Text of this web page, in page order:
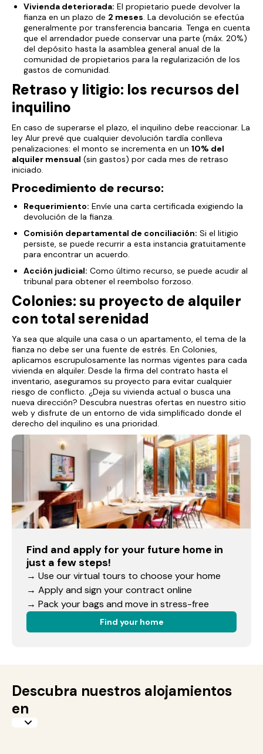
Vivienda deteriorada: El propietario puede devolver la
fianza en un plazo de 2 meses. La devolución se efectúa
generalmente por transferencia bancaria. Tenga en cuenta
que el arrendador puede conservar una parte (máx. 20%)
del depósito hasta la asamblea general anual de la
comunidad de propietarios para la regularización de los
gastos de comunidad.
Retraso y litigio: los recursos del
inquilino
En caso de superarse el plazo, el inquilino debe reaccionar. La
ley Alur prevé que cualquier devolución tardía conlleva
penalizaciones: el monto se incrementa en un 10% del
alquiler mensual (sin gastos) por cada mes de retraso
iniciado.
Procedimiento de recurso:
Requerimiento: Envíe una carta certificada exigiendo la
devolución de la fianza.
Comisión departamental de conciliación: Si el litigio
persiste, se puede recurrir a esta instancia gratuitamente
para encontrar un acuerdo.
Acción judicial: Como último recurso, se puede acudir al
tribunal para obtener el reembolso forzoso.
Colonies: su proyecto de alquiler
con total serenidad
Ya sea que alquile una casa o un apartamento, el tema de la
fianza no debe ser una fuente de estrés. En Colonies,
aplicamos escrupulosamente las normas vigentes para cada
vivienda en alquiler. Desde la firma del contrato hasta el
inventario, aseguramos su proyecto para evitar cualquier
riesgo de conflicto. ¿Deja su vivienda actual o busca una
nueva dirección? Descubra nuestras ofertas en nuestro sitio
web y disfrute de un entorno de vida simplificado donde el
derecho del inquilino es una prioridad.
Find and apply for your future home in
just a few steps!
→ Use our virtual tours to choose your home
→ Apply and sign your contract online
→ Pack your bags and move in stress-free
Find your home
Descubra nuestros alojamientos
en